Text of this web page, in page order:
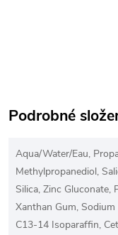
Podrobné
Aqua/Water/Eau,
Methylpropanediol,
Silica, Zinc Gluconate,
Xanthan Gum,
C13-14 Isoparaffin,